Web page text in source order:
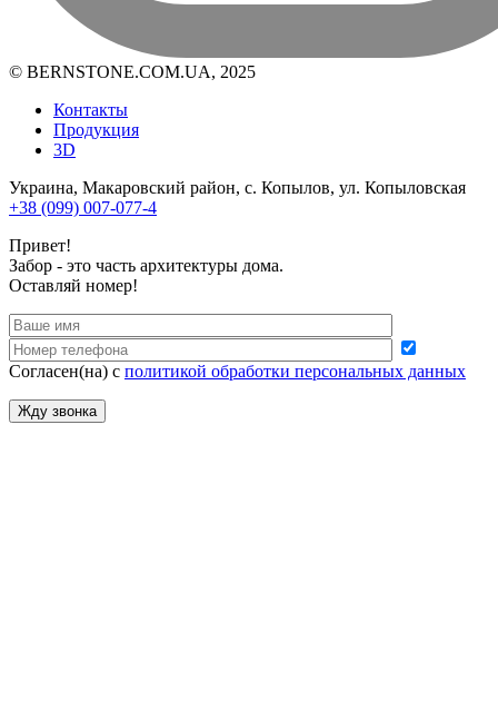
© BERNSTONE.COM.UA, 2025
Контакты
Продукция
3D
Украина, Макаровский район, с. Копылов, ул. Копыловская
+38 (099) 007-077-4
Привет!
Забор - это часть архитектуры дома.
Оставляй номер!
Согласен(на) с политикой обработки персональных данных